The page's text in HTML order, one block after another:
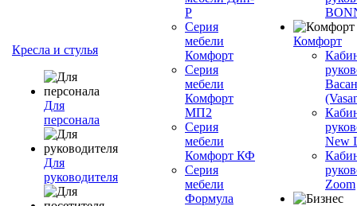
Кресла и стулья
Для
персонала
Для
руководителя
Р
Серия
мебели
Комфорт
Серия
мебели
Комфорт
МП2
Серия
мебели
Комфорт КФ
Серия
мебели
Формула
Комфорт
New
Zoom